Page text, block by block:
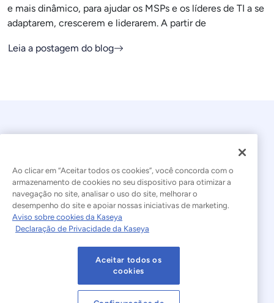
e mais dinâmico, para ajudar os MSPs e os líderes de TI a se
adaptarem, crescerem e liderarem. A partir de
Leia a postagem do blog
© 2026 Kaseya. Todos os direitos reservados.
Português Brasileiro
Declaração sobre a Escravidão Moderna
Termos de Uso do Site Declaração de Privacidade
Mapa do site Cookies Settings
Ao clicar em “Aceitar todos os cookies”, você concorda com o
armazenamento de cookies no seu dispositivo para otimizar a
navegação no site, analisar o uso do site, melhorar o
desempenho do site e apoiar nossas iniciativas de marketing.
Aviso sobre cookies da Kaseya
Declaração de Privacidade da Kaseya
Aceitar todos os
cookies